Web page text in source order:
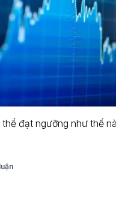
đạt ngưỡng như thế